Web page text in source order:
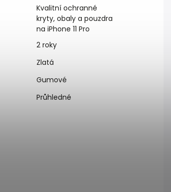
Kvalitní ochranné
kryty, obaly a pouzdra
na iPhone 11 Pro
2 roky
Zlatá
Gumové
Průhledné